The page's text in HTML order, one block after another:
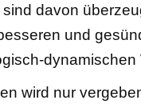
davon
und
dynamischen
wird nur